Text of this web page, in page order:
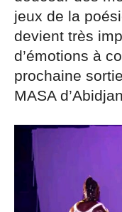
jeux de la
devient très
d’émotions à
prochaine
MASA